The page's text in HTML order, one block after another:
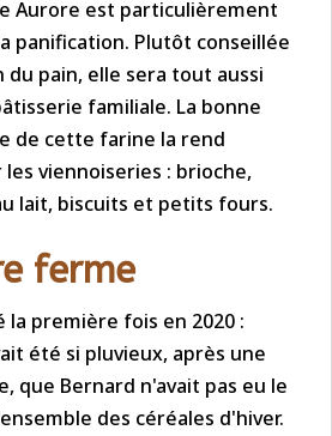
Aurore est particulièrement
panification. Plutôt conseillée
pain, elle sera tout aussi
familiale. La bonne
de cette farine la rend
viennoiseries : brioche,
lait, biscuits et petits fours.
ferme
la première fois en 2020 :
été si pluvieux, après une
que Bernard n'avait pas eu le
des céréales d'hiver.